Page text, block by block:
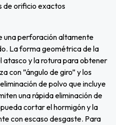
de orificio exactos
una perforación altamente
La forma geométrica de la
atasco y la rotura para obtener
con ”ángulo de giro” y los
de polvo que incluye
una rápida eliminación de
cortar el hormigón y la
con escaso desgaste. Para